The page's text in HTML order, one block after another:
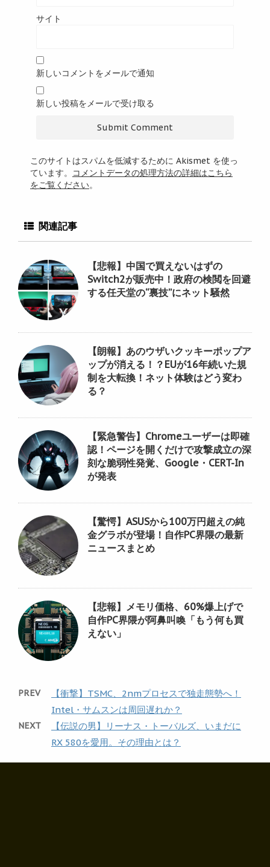
サイト
新しいコメントをメールで通知
新しい投稿をメールで受け取る
このサイトはスパムを低減するために Akismet を使っ
ています。
コメントデータの処理方法の詳細はこちら
をご覧ください。
関連記事
【悲報】中国で買えないはずの
Switch2が販売中！政府の検閲を回避
する任天堂の“裏技”にネット騒然
【朗報】あのウザいクッキーポップア
ップが消える！？EUが16年続いた規
制を大転換！ネット体験はどう変わ
る？
【緊急警告】Chromeユーザーは即確
認！ページを開くだけで攻撃成立の深
刻な脆弱性発覚、Google・CERT-In
が発表
【驚愕】ASUSから100万円超えの純
金グラボが登場！自作PC界隈の最新
ニュースまとめ
【悲報】メモリ価格、60%爆上げで
自作PC界隈が阿鼻叫喚「もう何も買
えない」
PREV
【衝撃】TSMC、2nmプロセスで独走態勢へ！
Intel・サムスンは周回遅れか？
NEXT
【伝説の男】リーナス・トーバルズ、いまだに
RX 580を愛用。その理由とは？